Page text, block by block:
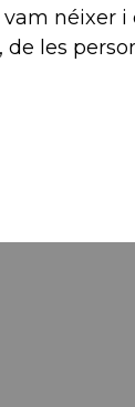
néixer i
les